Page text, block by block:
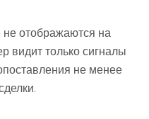
отображаются на
видит только сигналы
не менее